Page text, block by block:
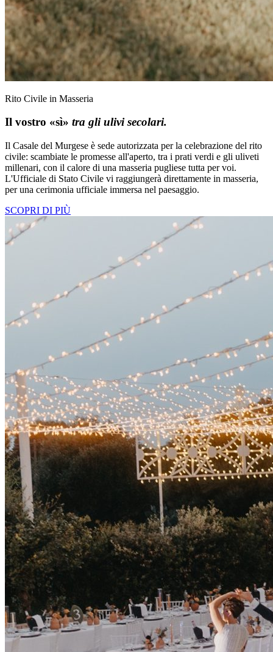
Rito Civile in Masseria
Il vostro «sì» tra gli ulivi secolari.
Il Casale del Murgese è sede autorizzata per la celebrazione del rito
civile: scambiate le promesse all'aperto, tra i prati verdi e gli uliveti
millenari, con il calore di una masseria pugliese tutta per voi.
L'Ufficiale di Stato Civile vi raggiungerà direttamente in masseria,
per una cerimonia ufficiale immersa nel paesaggio.
SCOPRI DI PIÙ